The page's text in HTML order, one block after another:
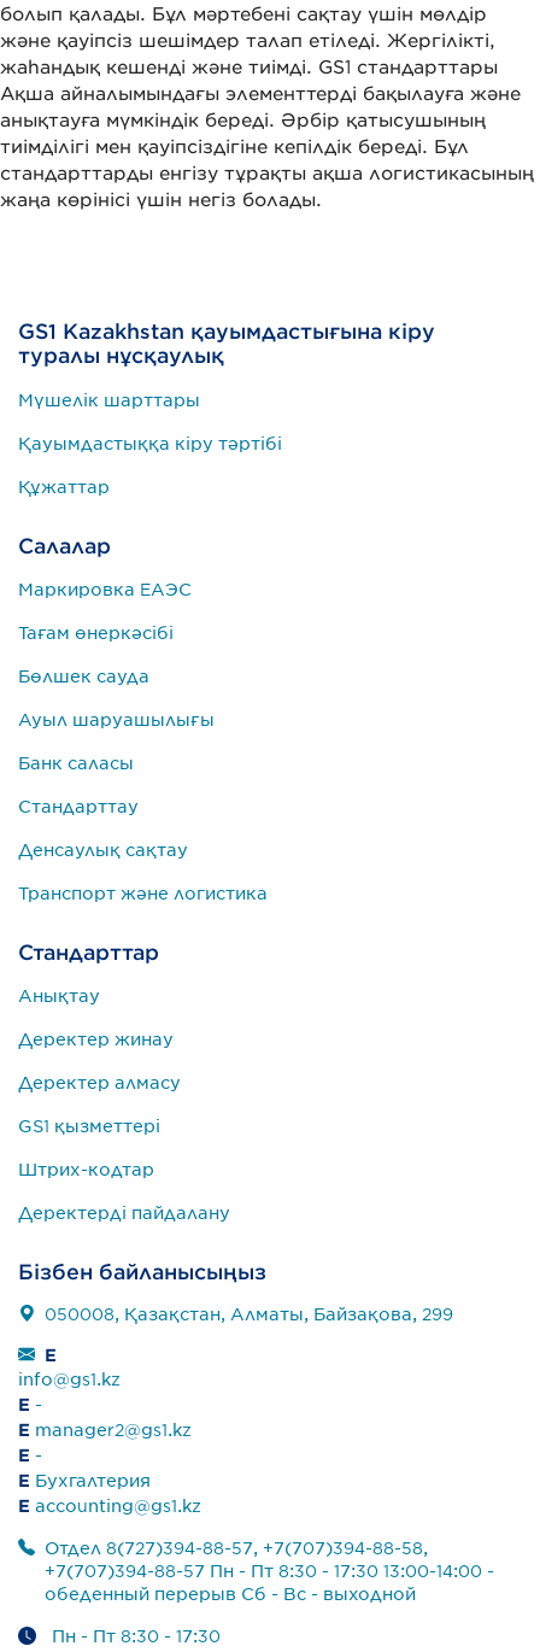
болып қалады. Бұл мәртебені сақтау үшін мөлдір
және қауіпсіз шешімдер талап етіледі. Жергілікті,
жаһандық кешенді және тиімді. GS1 стандарттары
Ақша айналымындағы элементтерді бақылауға және
анықтауға мүмкіндік береді. Әрбір қатысушының
тиімділігі мен қауіпсіздігіне кепілдік береді. Бұл
стандарттарды енгізу тұрақты ақша логистикасының
жаңа көрінісі үшін негіз болады.
GS1 Kazakhstan қауымдастығына кіру
туралы нұсқаулық
Мүшелік шарттары
Қауымдастыққа кіру тәртібі
Құжаттар
Салалар
Маркировка ЕАЭС
Тағам өнеркәсібі
Бөлшек сауда
Ауыл шаруашылығы
Банк саласы
Стандарттау
Денсаулық сақтау
Транспорт және логистика
Стандарттар
Анықтау
Деректер жинау
Деректер алмасу
GS1 қызметтері
Штрих-кодтар
Деректерді пайдалану
Бізбен байланысыңыз
050008, Қазақстан, Алматы, Байзақова, 299
E
info@gs1.kz
E -
E manager2@gs1.kz
E -
E Бухгалтерия
E accounting@gs1.kz
Отдел 8(727)394-88-57, +7(707)394-88-58,
+7(707)394-88-57 Пн - Пт 8:30 - 17:30 13:00-14:00 -
обеденный перерыв Сб - Вс - выходной
Пн - Пт 8:30 - 17:30